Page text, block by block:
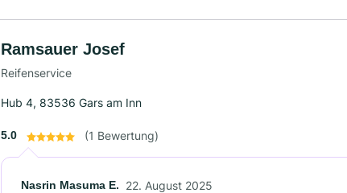
Ramsauer Josef
Reifenservice
Hub 4, 83536 Gars am Inn
5.0 (1 Bewertung)
Nasrin Masuma E. 22. August 2025